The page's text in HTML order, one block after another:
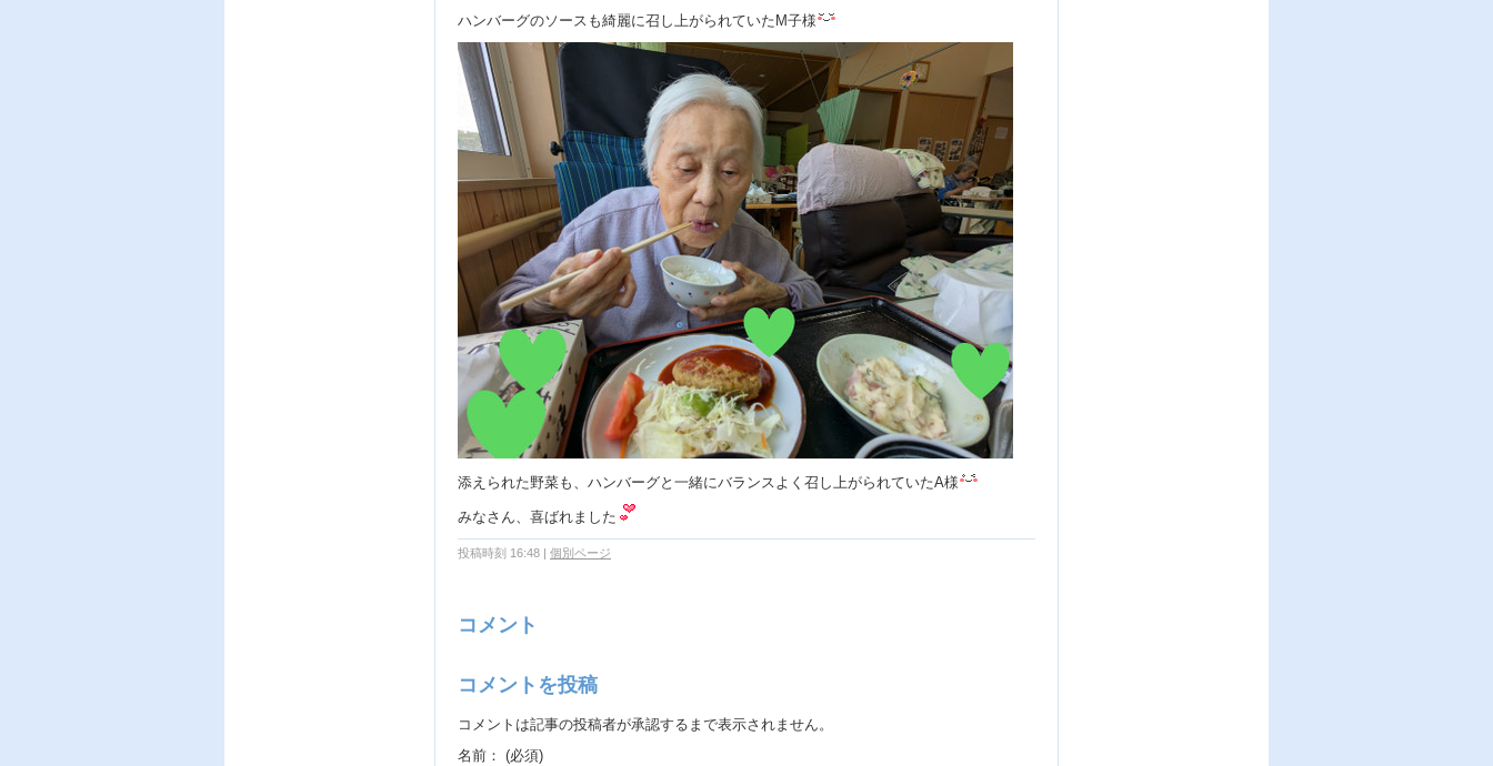
ハンバーグのソースも綺麗に召し上がられていたM子様
添えられた野菜も、ハンバーグと一緒にバランスよく召し上がられていたA様
みなさん、喜ばれました
投稿時刻 16:48 | 個別ページ
コメント
コメントを投稿
コメントは記事の投稿者が承認するまで表示されません。
名前： (必須)